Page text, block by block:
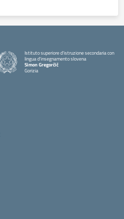
Istituto superiore d'istruzione secondaria con
lingua d'insegnamento slovena
Simon Gregorčič
Gorizia